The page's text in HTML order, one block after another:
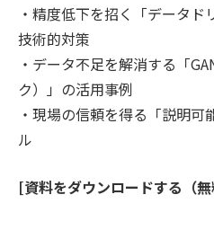
・精度低下を招く「データド
技術的対策
・データ不足を解消する「
ク）」の活用事例
・現場の信頼を得る「説明可
ル
[資料をダウンロードする（